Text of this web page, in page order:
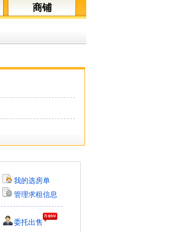
商铺
我的选房单
管理求租信息
委托出售